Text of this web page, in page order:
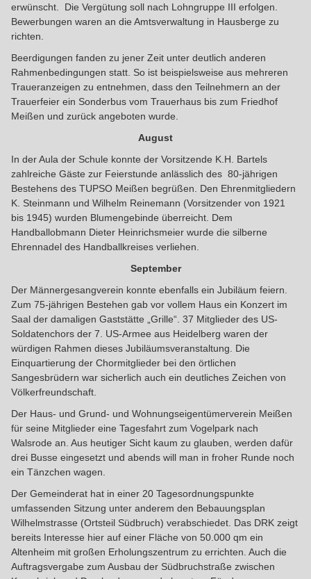
erwünscht. Die Vergütung soll nach Lohngruppe III erfolgen.
Bewerbungen waren an die Amtsverwaltung in Hausberge zu
richten.
Beerdigungen fanden zu jener Zeit unter deutlich anderen
Rahmenbedingungen statt. So ist beispielsweise aus mehreren
Traueranzeigen zu entnehmen, dass den Teilnehmern an der
Trauerfeier ein Sonderbus vom Trauerhaus bis zum Friedhof
Meißen und zurück angeboten wurde.
August
In der Aula der Schule konnte der Vorsitzende K.H. Bartels
zahlreiche Gäste zur Feierstunde anlässlich des 80-jährigen
Bestehens des TUPSO Meißen begrüßen. Den Ehrenmitgliedern
K. Steinmann und Wilhelm Reinemann (Vorsitzender von 1921
bis 1945) wurden Blumengebinde überreicht. Dem
Handballobmann Dieter Heinrichsmeier wurde die silberne
Ehrennadel des Handballkreises verliehen.
September
Der Männergesangverein konnte ebenfalls ein Jubiläum feiern.
Zum 75-jährigen Bestehen gab vor vollem Haus ein Konzert im
Saal der damaligen Gaststätte „Grille“. 37 Mitglieder des US-
Soldatenchors der 7. US-Armee aus Heidelberg waren der
würdigen Rahmen dieses Jubiläumsveranstaltung. Die
Einquartierung der Chormitglieder bei den örtlichen
Sangesbrüdern war sicherlich auch ein deutliches Zeichen von
Völkerfreundschaft.
Der Haus- und Grund- und Wohnungseigentümerverein Meißen
für seine Mitglieder eine Tagesfahrt zum Vogelpark nach
Walsrode an. Aus heutiger Sicht kaum zu glauben, werden dafür
drei Busse eingesetzt und abends will man in froher Runde noch
ein Tänzchen wagen.
Der Gemeinderat hat in einer 20 Tagesordnungspunkte
umfassenden Sitzung unter anderem den Bebauungsplan
Wilhelmstrasse (Ortsteil Südbruch) verabschiedet. Das DRK zeigt
bereits Interesse hier auf einer Fläche von 50.000 qm ein
Altenheim mit großen Erholungszentrum zu errichten. Auch die
Auftragsvergabe zum Ausbau der Südbruchstraße zwischen